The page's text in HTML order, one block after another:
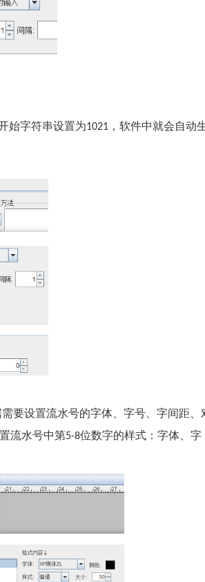
始字符串设置为1021 ，软件中就会自动
要设置流水号的字体、字号、字间距、
流水号中第5-8位数字的样式：字体、字